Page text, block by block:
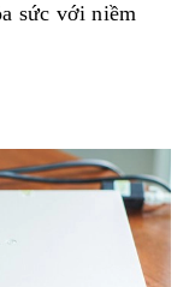
sức với niềm